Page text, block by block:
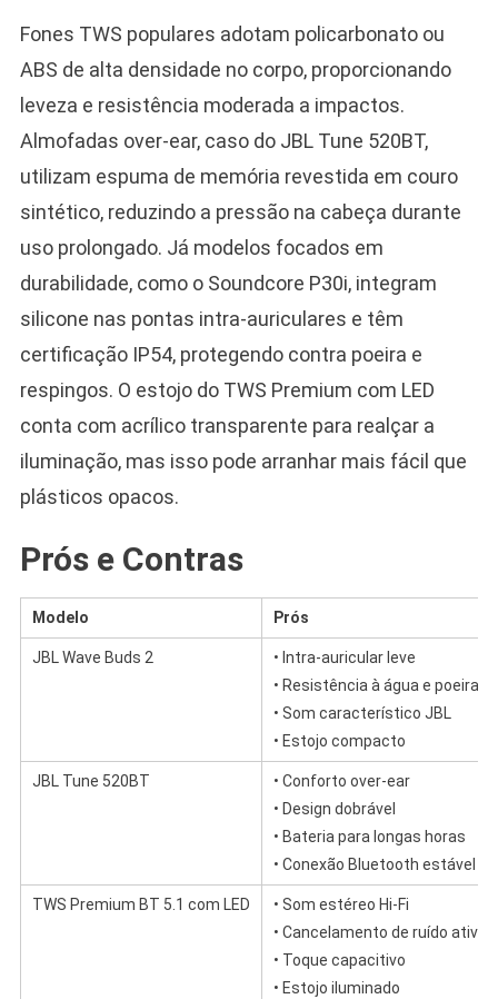
Fones TWS populares adotam policarbonato ou
ABS de alta densidade no corpo, proporcionando
leveza e resistência moderada a impactos.
Almofadas over-ear, caso do JBL Tune 520BT,
utilizam espuma de memória revestida em couro
sintético, reduzindo a pressão na cabeça durante
uso prolongado. Já modelos focados em
durabilidade, como o Soundcore P30i, integram
silicone nas pontas intra-auriculares e têm
certificação IP54, protegendo contra poeira e
respingos. O estojo do TWS Premium com LED
conta com acrílico transparente para realçar a
iluminação, mas isso pode arranhar mais fácil que
plásticos opacos.
Prós e Contras
Modelo Prós
JBL Wave Buds 2
• Intra-auricular leve
• Resistência à água e poeira
• Som característico JBL
• Estojo compacto
JBL Tune 520BT
• Conforto over-ear
• Design dobrável
• Bateria para longas horas
• Conexão Bluetooth estável
TWS Premium BT 5.1 com LED
• Som estéreo Hi-Fi
• Cancelamento de ruído ativo
• Toque capacitivo
• Estojo iluminado